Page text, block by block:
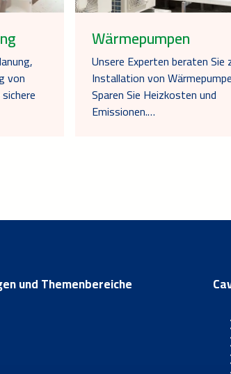
von
Wärmepumpen
Unsere Experten beraten Sie
Installation von
Sparen Sie Heizkosten und
Emissionen.…
und Themenbereiche